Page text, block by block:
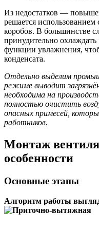
Из недостатков —
решается
коробов. В большинстве
принудительно
функции увлажнения,
конденсата.
Отдельно выделим
режиме выводит
необходима на
полностью очистить
опасных примесей,
работников.
Монтаж
особенности
Основные этапы
Алгоритм работы